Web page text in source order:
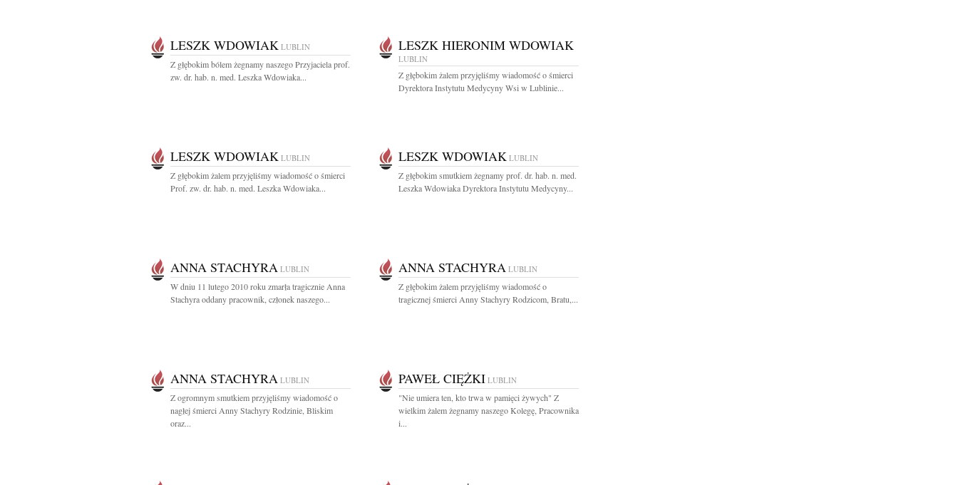
LESZK WDOWIAK LUBLIN
Z głębokim bólem żegnamy naszego Przyjaciela prof.
zw. dr. hab. n. med. Leszka Wdowiaka...
LESZK HIERONIM WDOWIAK
LUBLIN
Z głębokim żalem przyjęliśmy wiadomość o śmierci
Dyrektora Instytutu Medycyny Wsi w Lublinie...
LESZK WDOWIAK LUBLIN
Z głębokim żalem przyjęliśmy wiadomość o śmierci
Prof. zw. dr. hab. n. med. Leszka Wdowiaka...
LESZK WDOWIAK LUBLIN
Z głębokim smutkiem żegnamy prof. dr. hab. n. med.
Leszka Wdowiaka Dyrektora Instytutu Medycyny...
ANNA STACHYRA LUBLIN
W dniu 11 lutego 2010 roku zmarła tragicznie Anna
Stachyra oddany pracownik, członek naszego...
ANNA STACHYRA LUBLIN
Z głębokim żalem przyjęliśmy wiadomość o
tragicznej śmierci Anny Stachyry Rodzicom, Bratu,...
ANNA STACHYRA LUBLIN
Z ogromnym smutkiem przyjęliśmy wiadomość o
nagłej śmierci Anny Stachyry Rodzinie, Bliskim
oraz...
PAWEŁ CIĘŻKI LUBLIN
"Nie umiera ten, kto trwa w pamięci żywych" Z
wielkim żalem żegnamy naszego Kolegę, Pracownika
i...